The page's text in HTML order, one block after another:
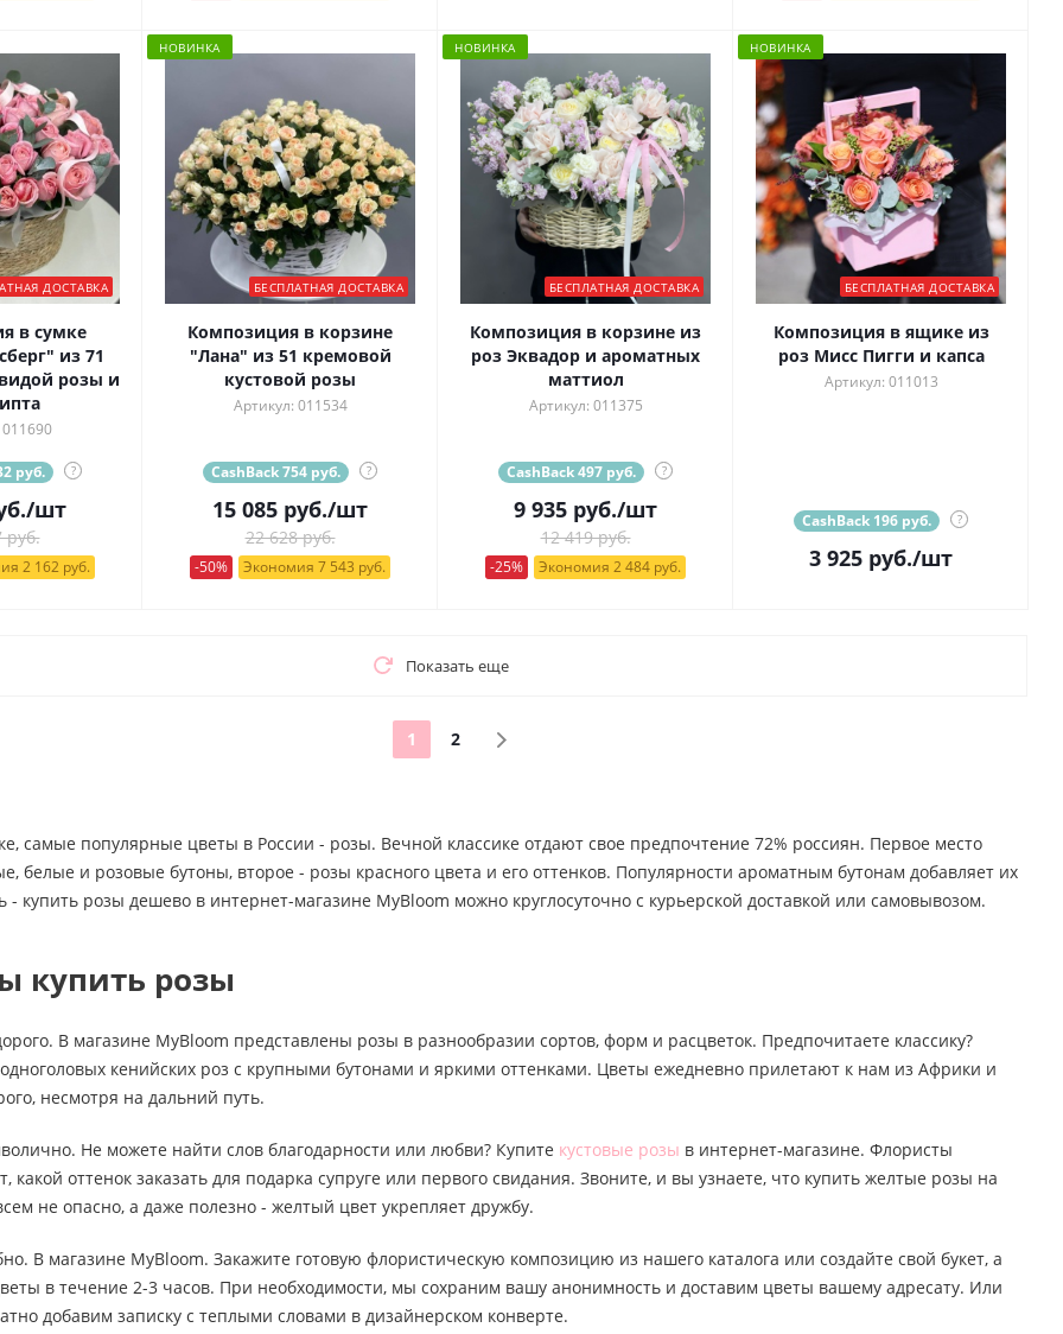
ДОСТАВКА
в сумке
из 71
розы и
руб. ?
/шт
руб.
2 162 руб.
НОВИНКА
БЕСПЛАТНАЯ ДОСТАВКА
Композиция в корзине
"Лана" из 51 кремовой
кустовой розы
Артикул: 011534
CashBack 754 руб. ?
15 085 руб./шт
22 628 руб.
-50% Экономия 7 543 руб.
НОВИНКА
БЕСПЛАТНАЯ ДОСТАВКА
Композиция в корзине из
роз Эквадор и ароматных
маттиол
Артикул: 011375
CashBack 497 руб. ?
9 935 руб./шт
12 419 руб.
-25% Экономия 2 484 руб.
НОВИНКА
БЕСПЛАТНАЯ ДОСТАВКА
Композиция в ящике из
роз Мисс Пигги и капса
Артикул: 011013
CashBack 196 руб. ?
3 925 руб./шт
Показать еще
1 2
самые популярные цветы в России - розы. Вечной классике отдают свое предпочтение 72% россиян. Первое место
белые и розовые бутоны, второе - розы красного цвета и его оттенков. Популярности ароматным бутонам добавляет их
- купить розы дешево в интернет-магазине MyBloom можно круглосуточно с курьерской доставкой или самовывозом.
купить розы
В магазине MyBloom представлены розы в разнообразии сортов, форм и расцветок. Предпочитаете классику?
одноголовых кенийских роз с крупными бутонами и яркими оттенками. Цветы ежедневно прилетают к нам из Африки и
несмотря на дальний путь.
Не можете найти слов благодарности или любви? Купите кустовые розы в интернет-магазине. Флористы
какой оттенок заказать для подарка супруге или первого свидания. Звоните, и вы узнаете, что купить желтые розы на
не опасно, а даже полезно - желтый цвет укрепляет дружбу.
В магазине MyBloom. Закажите готовую флористическую композицию из нашего каталога или создайте свой букет, а
в течение 2-3 часов. При необходимости, мы сохраним вашу анонимность и доставим цветы вашему адресату. Или
добавим записку с теплыми словами в дизайнерском конверте.